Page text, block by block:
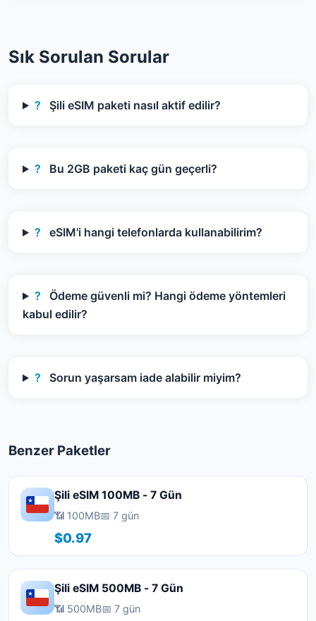
Sık Sorulan Sorular
? Şili eSIM paketi nasıl aktif edilir?
? Bu 2GB paketi kaç gün geçerli?
? eSIM'i hangi telefonlarda kullanabilirim?
?
Ödeme güvenli mi? Hangi ödeme yöntemleri
kabul edilir?
? Sorun yaşarsam iade alabilir miyim?
Benzer Paketler
Şili eSIM 100MB - 7 Gün
📶 100MB📅 7 gün
$0.97
Şili eSIM 500MB - 7 Gün
📶 500MB📅 7 gün